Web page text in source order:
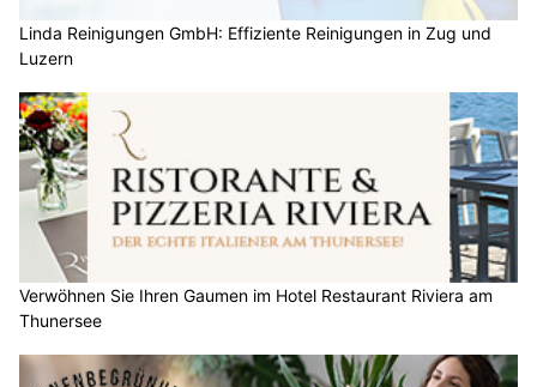
Linda Reinigungen GmbH: Effiziente Reinigungen in Zug und
Luzern
Verwöhnen Sie Ihren Gaumen im Hotel Restaurant Riviera am
Thunersee